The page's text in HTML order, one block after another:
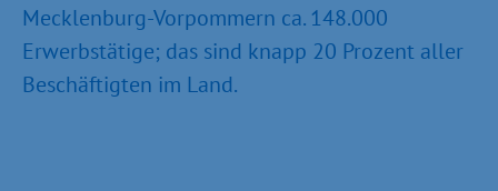
Mecklenburg-Vorpommern ca. 148.000
Erwerbstätige; das sind knapp 20 Prozent aller
Beschäftigten im Land.